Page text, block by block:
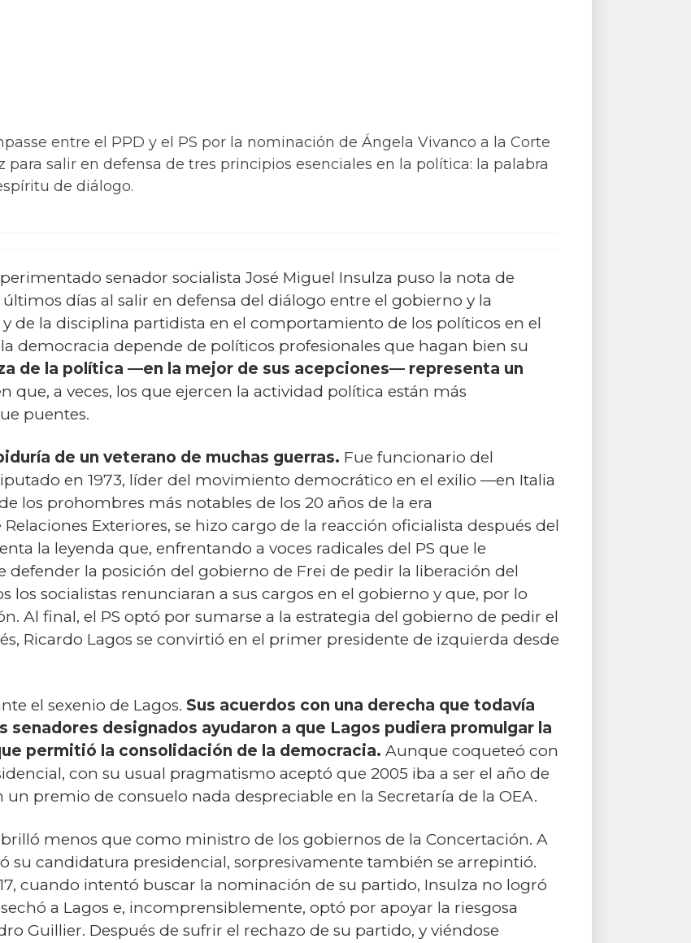
entre el PPD y el PS por la nominación de Ángela Vivanco a la Corte
para salir en defensa de tres principios esenciales en la política: la palabra
de diálogo.
senador socialista José Miguel Insulza puso la nota de
días al salir en defensa del diálogo entre el gobierno y la
de la disciplina partidista en el comportamiento de los políticos en el
democracia depende de políticos profesionales que hagan bien su
de la política —en la mejor de sus acepciones— representa un
que, a veces, los que ejercen la actividad política están más
puentes.
de un veterano de muchas guerras. Fue funcionario del
en 1973, líder del movimiento democrático en el exilio —en Italia
los prohombres más notables de los 20 años de la era
Exteriores, se hizo cargo de la reacción oficialista después del
la leyenda que, enfrentando a voces radicales del PS que le
la posición del gobierno de Frei de pedir la liberación del
los socialistas renunciaran a sus cargos en el gobierno y que, por lo
Al final, el PS optó por sumarse a la estrategia del gobierno de pedir el
Ricardo Lagos se convirtió en el primer presidente de izquierda desde
el sexenio de Lagos. Sus acuerdos con una derecha que todavía
senadores designados ayudaron a que Lagos pudiera promulgar la
permitió la consolidación de la democracia. Aunque coqueteó con
con su usual pragmatismo aceptó que 2005 iba a ser el año de
premio de consuelo nada despreciable en la Secretaría de la OEA.
brilló menos que como ministro de los gobiernos de la Concertación. A
su candidatura presidencial, sorpresivamente también se arrepintió.
cuando intentó buscar la nominación de su partido, Insulza no logró
a Lagos e, incomprensiblemente, optó por apoyar la riesgosa
Guillier. Después de sufrir el rechazo de su partido, y viéndose